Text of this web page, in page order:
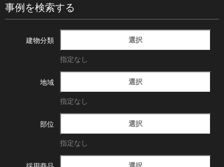
事例を検索する
建物分類 選択
指定なし
地域 選択
指定なし
部位 選択
指定なし